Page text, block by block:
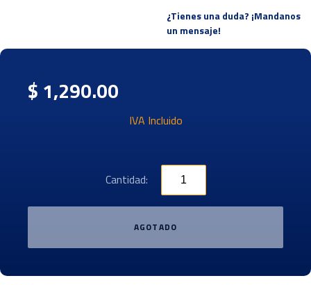
¿Tienes una duda? ¡Mandanos
un mensaje!
$ 1,290.00
IVA Incluido
Cantidad:
AGOTADO